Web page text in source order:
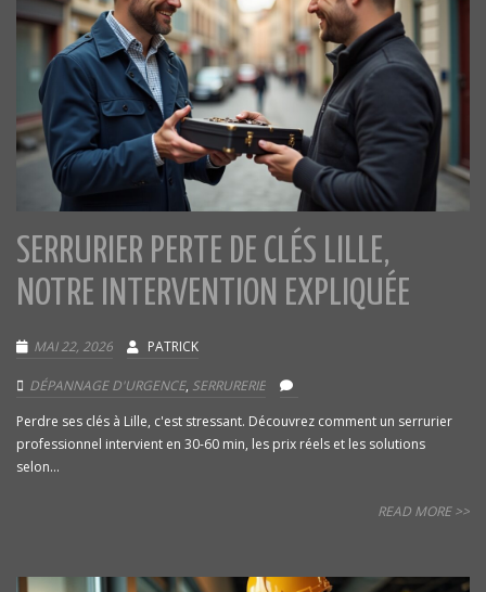
SERRURIER PERTE DE CLÉS LILLE,
NOTRE INTERVENTION EXPLIQUÉE
MAI 22, 2026 PATRICK
DÉPANNAGE D'URGENCE, SERRURERIE
Perdre ses clés à Lille, c'est stressant. Découvrez comment un serrurier
professionnel intervient en 30-60 min, les prix réels et les solutions
selon...
READ MORE >>